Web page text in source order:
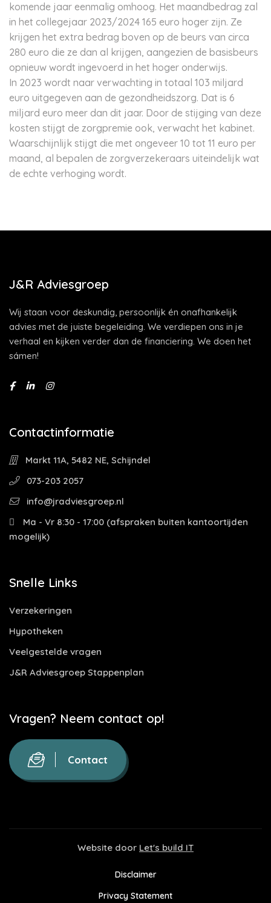
komende jaar eenmalig omhoog. Het maandbedrag zal
in het collegejaar 2023/2024 165 euro hoger zijn. Ze
krijgen het extra bedrag boven op de beurs van circa
280 euro die ze dan al krijgen, aangezien de basisbeurs
opnieuw wordt ingevoerd in het hoger onderwijs.
In 2023 wordt naar verwachting in totaal 103 miljard
euro uitgegeven aan de gezondheidszorg. Dat is 6
miljard euro meer dan dit jaar. Door de stijging van deze
kosten stijgt de zorgpremie ook, verwacht het kabinet.
Waarschijnlijk stijgt die met ongeveer 10 tot 11 euro per
maand, al bepalen de zorgverzekeraars uiteindelijk wat
de echte verhoging wordt.
J&R Adviesgroep
Wij staan voor deskundig, persoonlijk én onafhankelijk
advies met de juiste begeleiding. We verdiepen ons in je
verhaal en kijken verder dan de financiering. We doen het
sámen!
Contactinformatie
Markt 11A, 5482 NE, Schijndel
073-203 2057
info@jradviesgroep.nl
Ma - Vr 8:30 - 17:00 (afspraken buiten kantoortijden
mogelijk)
Snelle Links
Verzekeringen
Hypotheken
Veelgestelde vragen
J&R Adviesgroep Stappenplan
Vragen? Neem contact op!
Contact
Website door Let's build IT
Disclaimer
Privacy Statement